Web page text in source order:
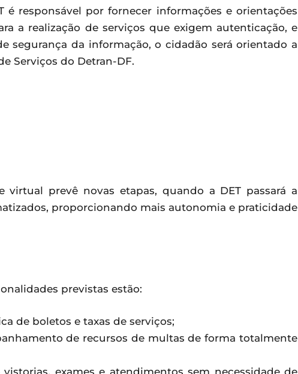
é responsável por fornecer informações e orientações
a realização de serviços que exigem autenticação, e
segurança da informação, o cidadão será orientado a
Serviços do Detran-DF.
virtual prevê novas etapas, quando a DET passará a
proporcionando mais autonomia e praticidade
previstas estão:
boletos e taxas de serviços;
de recursos de multas de forma totalmente
exames e atendimentos sem necessidade de